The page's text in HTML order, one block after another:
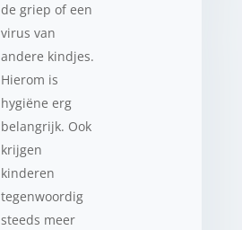
de griep of een
virus van
andere kindjes.
Hierom is
hygiëne erg
belangrijk. Ook
krijgen
kinderen
tegenwoordig
steeds meer